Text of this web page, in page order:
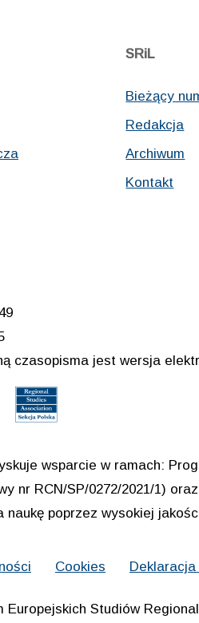
SRiL
Bieżący
Redakcja
Archiwum
Kontakt
czasopisma jest wersja
wsparcie w ramach:
nr RCN/SP/0272/2021/1)
naukę poprzez wysokiej
Cookies
Europejskich Studiów